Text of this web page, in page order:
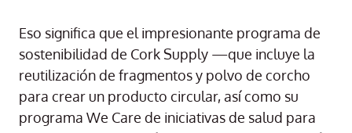
Eso significa que el impresionante programa de
sostenibilidad de Cork Supply —que incluye la
reutilización de fragmentos y polvo de corcho
para crear un producto circular, así como su
programa We Care de iniciativas de salud para